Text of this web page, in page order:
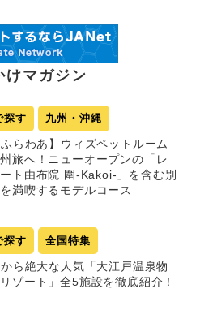
けマガジン
探す 九州・沖縄
らわあ】ウィズペットルーム
旅へ！ニューオープンの「レ
ト由布院 圍-Kakoi-」を含む別
満喫するモデルコース
探す 全国特集
ら絶大な人気「大江戸温泉物
ゾート」全5施設を徹底紹介！